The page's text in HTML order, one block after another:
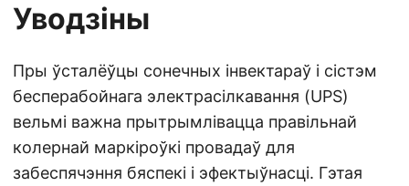
Уводзіны
Пры ўсталёўцы сонечных інвектараў і сістэм
бесперабойнага электрасілкавання (UPS)
вельмі важна прытрымлівацца правільнай
колернай маркіроўкі провадаў для
забеспячэння бяспекі і эфектыўнасці. Гэтая